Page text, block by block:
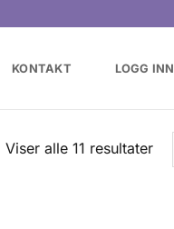
KONTAKT LOGG INN
Viser alle 11 resultater